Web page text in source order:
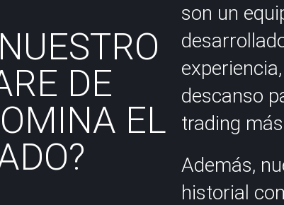
DE
EL
son un
descanso
trading
Además,
historial